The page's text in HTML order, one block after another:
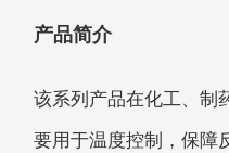
产品简介
该系列产品在化工、制
要用于温度控制，保障